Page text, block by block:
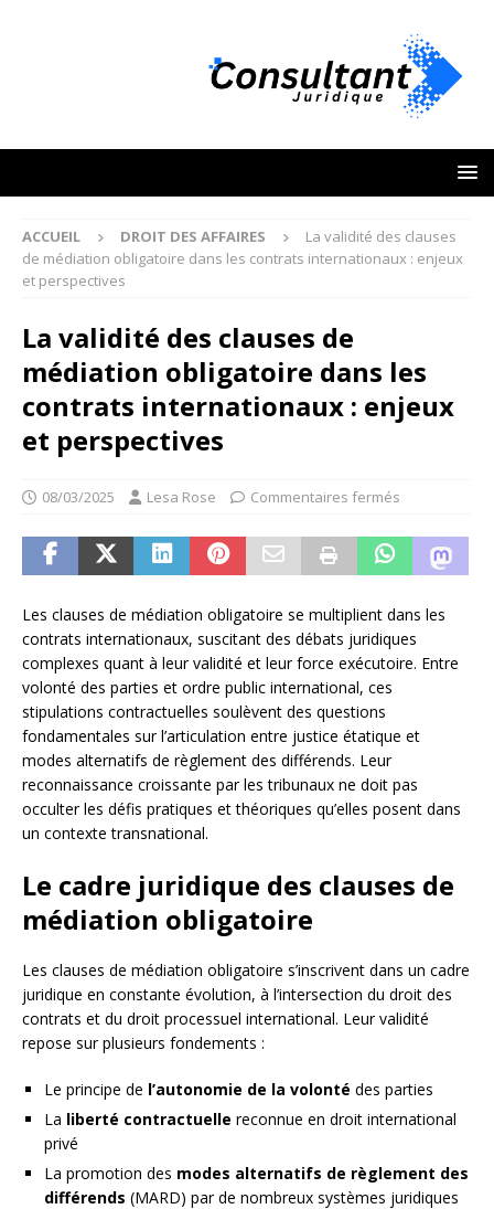
ACCUEIL DROIT DES AFFAIRES
La validité des clauses
de médiation obligatoire dans les contrats internationaux : enjeux
et perspectives
La validité des clauses de
médiation obligatoire dans les
contrats internationaux : enjeux
et perspectives
08/03/2025 Lesa Rose Commentaires fermés
Les clauses de médiation obligatoire se multiplient dans les
contrats internationaux, suscitant des débats juridiques
complexes quant à leur validité et leur force exécutoire. Entre
volonté des parties et ordre public international, ces
stipulations contractuelles soulèvent des questions
fondamentales sur l’articulation entre justice étatique et
modes alternatifs de règlement des différends. Leur
reconnaissance croissante par les tribunaux ne doit pas
occulter les défis pratiques et théoriques qu’elles posent dans
un contexte transnational.
Le cadre juridique des clauses de
médiation obligatoire
Les clauses de médiation obligatoire s’inscrivent dans un cadre
juridique en constante évolution, à l’intersection du droit des
contrats et du droit processuel international. Leur validité
repose sur plusieurs fondements :
Le principe de l’autonomie de la volonté des parties
La liberté contractuelle reconnue en droit international
privé
La promotion des modes alternatifs de règlement des
différends (MARD) par de nombreux systèmes juridiques